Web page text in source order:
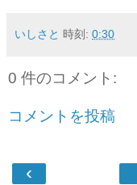
いしさと 時刻: 0:30
0 件のコメント:
コメントを投稿
‹